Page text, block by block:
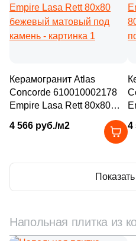
Керамогранит Atlas
Concorde 610010002178
Empire Lasa Rett 80x80
камень
4 566 руб./м2 4
Напольная плитка из